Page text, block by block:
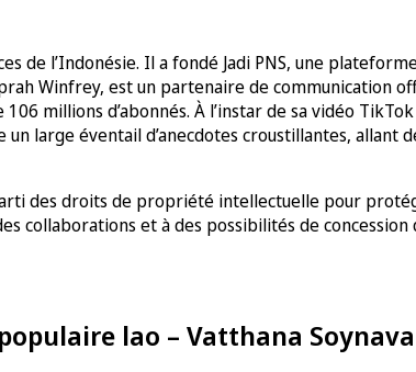
de l’Indonésie. Il a fondé Jadi PNS, une
Winfrey, est un partenaire de communication
millions d’abonnés. À l’instar de sa vidéo
large éventail d’anecdotes croustillantes,
des droits de propriété intellectuelle pour
collaborations et à des possibilités de concession
lao – Vatthana Soynava